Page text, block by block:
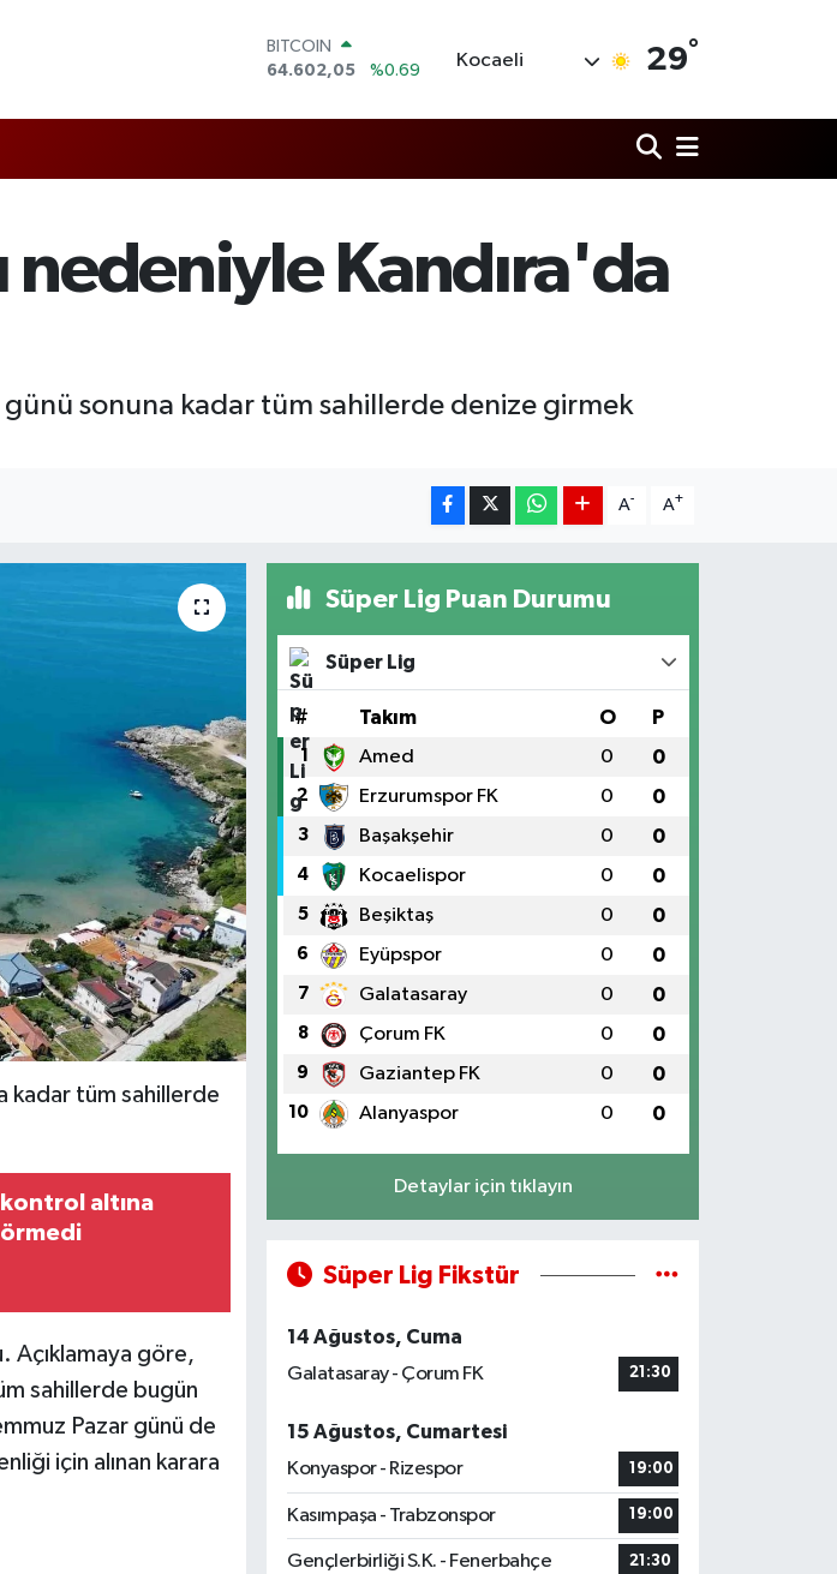
STERLİN
%0.32
BİST100
Kocaeli 29°
nedeniyle Kandıra'da
sonuna kadar tüm sahillerde denize girmek
A- A+
kadar tüm sahillerde
altına
Açıklamaya göre,
sahillerde bugün
Pazar günü de
için alınan karara
Süper Lig Puan Durumu
Süper Lig
# Takım O P
1 Amed 0 0
2 Erzurumspor FK 0 0
3 Başakşehir 0 0
4 Kocaelispor 0 0
5 Beşiktaş 0 0
6 Eyüpspor 0 0
7 Galatasaray 0 0
8 Çorum FK 0 0
9 Gaziantep FK 0 0
10 Alanyaspor 0 0
Detaylar için tıklayın
Süper Lig Fikstür
14 Ağustos, Cuma
Galatasaray - Çorum FK
21:30
15 Ağustos, Cumartesi
Konyaspor - Rizespor
19:00
Kasımpaşa - Trabzonspor 19:00
Gençlerbirliği S.K. - Fenerbahçe 21:30